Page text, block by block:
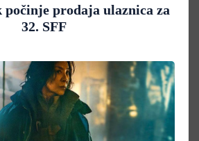
počinje prodaja ulaznica za
32. SFF